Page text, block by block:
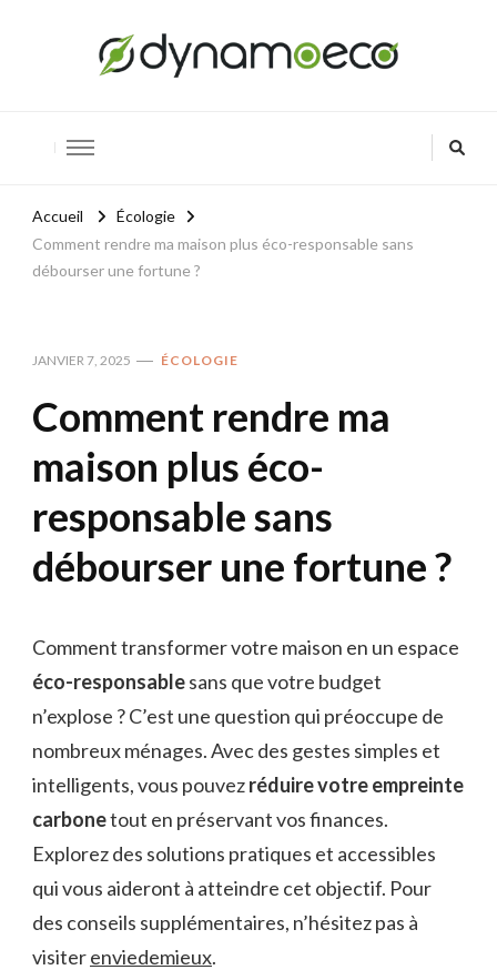
Accueil
Écologie
Comment rendre ma maison plus éco-responsable sans
débourser une fortune ?
JANVIER 7, 2025 ÉCOLOGIE
Comment rendre ma
maison plus éco-
responsable sans
débourser une fortune ?
Comment transformer votre maison en un espace
éco-responsablesans que votre budget
n’explose ? C’est une question qui préoccupe de
nombreux ménages. Avec des gestes simples et
intelligents, vous pouvezréduire votre empreinte
carbonetout en préservant vos finances.
Explorez des solutions pratiques et accessibles
qui vous aideront à atteindre cet objectif. Pour
des conseils supplémentaires, n’hésitez pas à
visiterenviedemieux.